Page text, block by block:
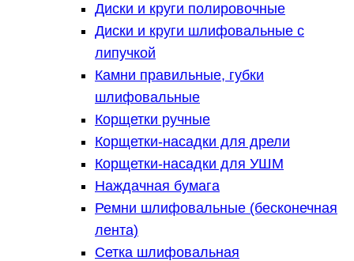
Диски и круги полировочные
Диски и круги шлифовальные с
липучкой
Камни правильные, губки
шлифовальные
Корщетки ручные
Корщетки-насадки для дрели
Корщетки-насадки для УШМ
Наждачная бумага
Ремни шлифовальные (бесконечная
лента)
Сетка шлифовальная